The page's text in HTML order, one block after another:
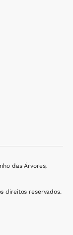
das Árvores,
direitos reservados.